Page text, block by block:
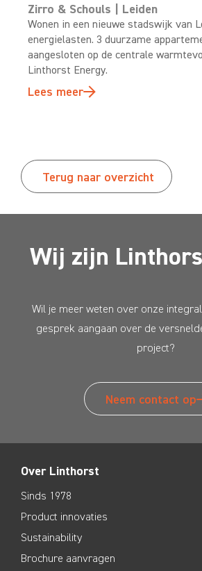
Zirro & Schouls | Leiden
Wonen in een nieuwe stadswijk van
energielasten. 3 duurzame
aangesloten op de centrale
Linthorst Energy.
Lees meer
Terug naar overzicht
Wij zijn
Wil je meer weten over onze
gesprek aangaan over de
project?
Neem contact op
Over Linthorst
Sinds 1978
Product innovaties
Sustainability
Brochure aanvragen